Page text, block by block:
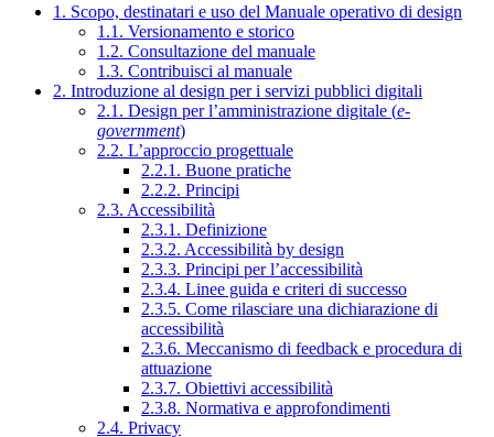
1. Scopo, destinatari e uso del Manuale operativo di design
1.1. Versionamento e storico
1.2. Consultazione del manuale
1.3. Contribuisci al manuale
2. Introduzione al design per i servizi pubblici digitali
2.1. Design per l’amministrazione digitale (e-
government)
2.2. L’approccio progettuale
2.2.1. Buone pratiche
2.2.2. Principi
2.3. Accessibilità
2.3.1. Definizione
2.3.2. Accessibilità by design
2.3.3. Principi per l’accessibilità
2.3.4. Linee guida e criteri di successo
2.3.5. Come rilasciare una dichiarazione di
accessibilità
2.3.6. Meccanismo di feedback e procedura di
attuazione
2.3.7. Obiettivi accessibilità
2.3.8. Normativa e approfondimenti
2.4. Privacy